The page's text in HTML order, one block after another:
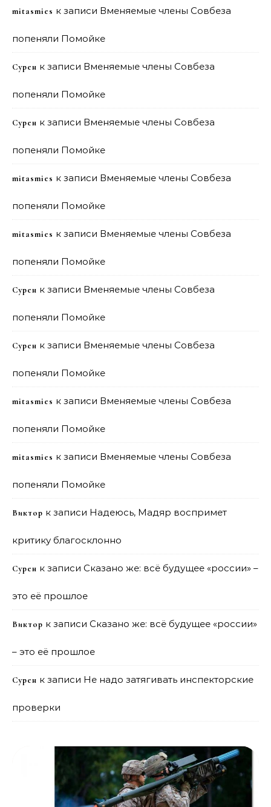
mitasmies к записи Вменяемые члены Совбеза
попеняли Помойке
Сурен к записи Вменяемые члены Совбеза
попеняли Помойке
Сурен к записи Вменяемые члены Совбеза
попеняли Помойке
mitasmies к записи Вменяемые члены Совбеза
попеняли Помойке
mitasmies к записи Вменяемые члены Совбеза
попеняли Помойке
Сурен к записи Вменяемые члены Совбеза
попеняли Помойке
Сурен к записи Вменяемые члены Совбеза
попеняли Помойке
mitasmies к записи Вменяемые члены Совбеза
попеняли Помойке
mitasmies к записи Вменяемые члены Совбеза
попеняли Помойке
Виктор к записи Надеюсь, Мадяр воспримет
критику благосклонно
Сурен к записи Сказано же: всё будущее «россии» –
это её прошлое
Виктор к записи Сказано же: всё будущее «россии»
– это её прошлое
Сурен к записи Не надо затягивать инспекторские
проверки